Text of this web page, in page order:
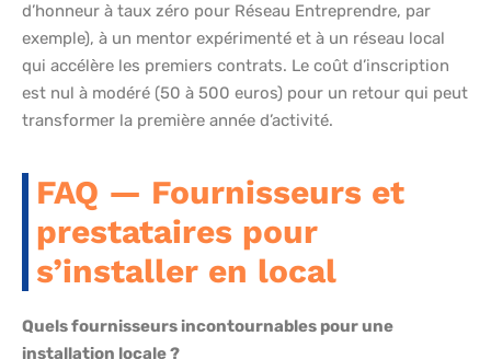
d’honneur à taux zéro pour Réseau Entreprendre, par
exemple), à un mentor expérimenté et à un réseau local
qui accélère les premiers contrats. Le coût d’inscription
est nul à modéré (50 à 500 euros) pour un retour qui peut
transformer la première année d’activité.
FAQ — Fournisseurs et
prestataires pour
s’installer en local
Quels fournisseurs incontournables pour une
installation locale ?